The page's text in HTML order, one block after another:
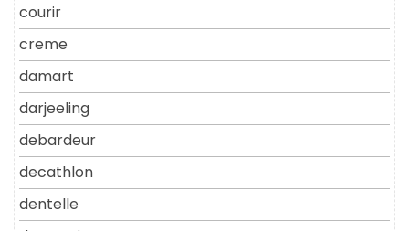
courir
creme
damart
darjeeling
debardeur
decathlon
dentelle